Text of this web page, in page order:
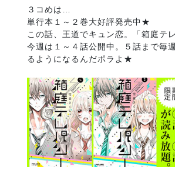
３コめは…
単行本１～２巻大好評発売中★
この話、王道でキュン恋。「箱庭テ
今週は１～４話公開中。５話まで毎
るようになるんだポラよ★